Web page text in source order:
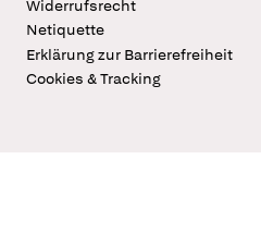
Widerrufsrecht
Netiquette
Erklärung zur Barrierefreiheit
Cookies & Tracking